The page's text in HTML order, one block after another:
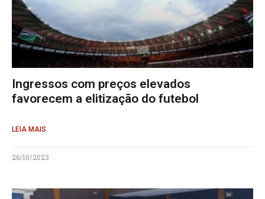
Ingressos com preços elevados
favorecem a elitização do futebol
LEIA MAIS
26/10/2023